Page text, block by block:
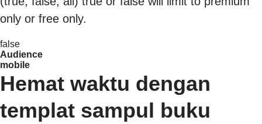
only or free only.
false
Audience
mobile
Hemat waktu dengan
templat sampul buku